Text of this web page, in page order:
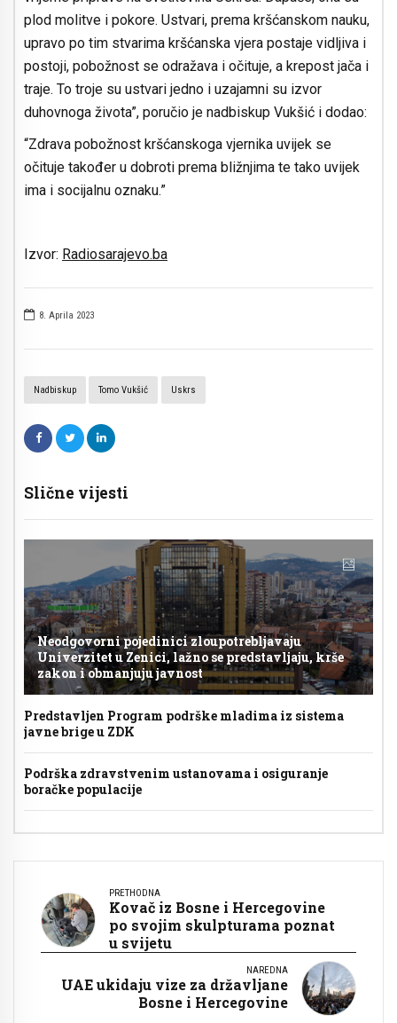
8. Aprila 2023
Nadbiskup Tomo Vukšić Uskrs
Slične vijesti
Neodgovorni pojedinici zloupotrebljavaju
Univerzitet u Zenici, lažno se predstavljaju, krše
zakon i obmanjuju javnost
Predstavljen Program podrške mladima iz sistema
javne brige u ZDK
Podrška zdravstvenim ustanovama i osiguranje
boračke populacije
plod molitve i pokore. Ustvari, prema kršćanskom nauku,
upravo po tim stvarima kršćanska vjera postaje vidljiva i
postoji, pobožnost se odražava i očituje, a krepost jača i
traje. To troje su ustvari jedno i uzajamni su izvor
duhovnoga života”, poručio je nadbiskup Vukšić i dodao:
“Zdrava pobožnost kršćanskoga vjernika uvijek se
očituje također u dobroti prema bližnjima te tako uvijek
ima i socijalnu oznaku.”
Izvor: Radiosarajevo.ba
PRETHODNA
Kovač iz Bosne i Hercegovine
po svojim skulpturama poznat
u svijetu
NAREDNA
UAE ukidaju vize za državljane
Bosne i Hercegovine